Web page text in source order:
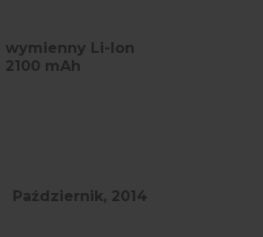
wymienny Li-Ion
2100 mAh
Październik, 2014